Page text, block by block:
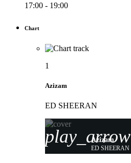
17:00 - 19:00
Chart
1
Azizam
ED SHEERAN
play_arrow
Azizam
ED SHEERAN